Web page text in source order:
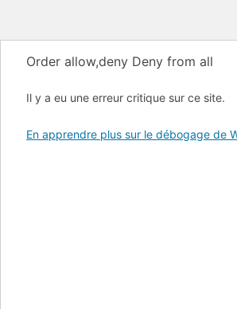
Order allow,deny Deny from all
Il y a eu une erreur critique sur ce site.
En apprendre plus sur le débogage de